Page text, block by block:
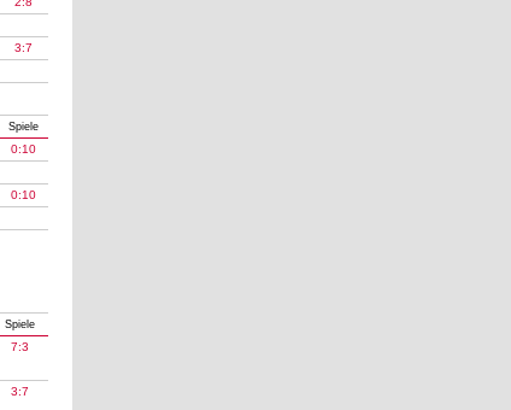
3:7
Spiele
0:10
0:10
Spiele
7:3
3:7